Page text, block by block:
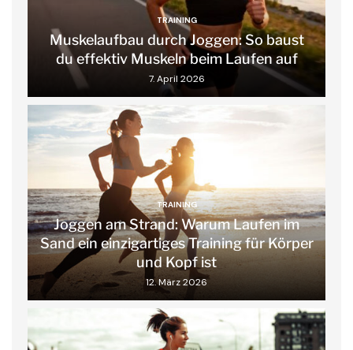
TRAINING
Muskelaufbau durch Joggen: So baust
du effektiv Muskeln beim Laufen auf
7. April 2026
TRAINING
Joggen am Strand: Warum Laufen im
Sand ein einzigartiges Training für Körper
und Kopf ist
12. März 2026